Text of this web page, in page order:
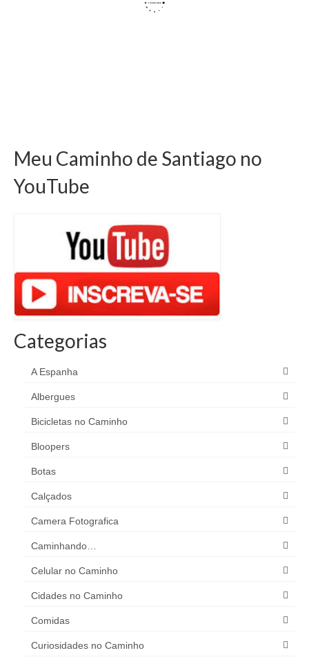
Meu Caminho de Santiago no
YouTube
Categorias
A Espanha
Albergues
Bicicletas no Caminho
Bloopers
Botas
Calçados
Camera Fotografica
Caminhando…
Celular no Caminho
Cidades no Caminho
Comidas
Curiosidades no Caminho